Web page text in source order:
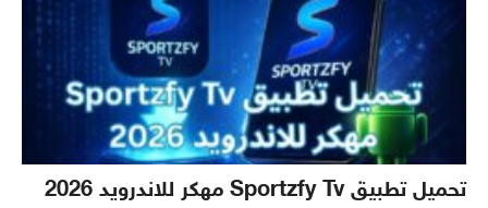
تحميل تطبيق Sportzfy Tv مهكر للاندرويد 2026